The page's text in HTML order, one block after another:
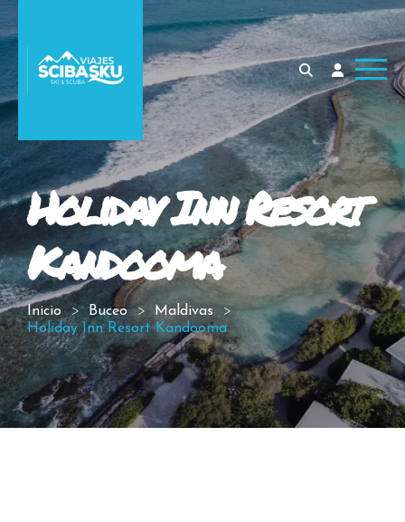
Holiday Inn Resort
Kandooma
Inicio Buceo
Maldivas
Holiday Inn Resort Kandooma